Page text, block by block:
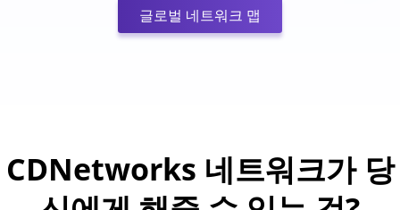
글로벌 네트워크 맵
CDNetworks 네트워크가 당